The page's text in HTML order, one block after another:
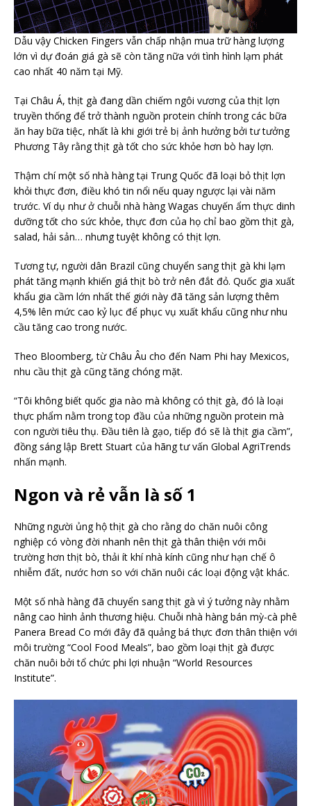
Dẫu vậy Chicken Fingers vẫn chấp nhận mua trữ hàng lượng
lớn vì dự đoán giá gà sẽ còn tăng nữa với tình hình lạm phát
cao nhất 40 năm tại Mỹ.
Tại Châu Á, thịt gà đang dần chiếm ngôi vương của thịt lợn
truyền thống để trở thành nguồn protein chính trong các bữa
ăn hay bữa tiệc, nhất là khi giới trẻ bị ảnh hưởng bởi tư tưởng
Phương Tây rằng thịt gà tốt cho sức khỏe hơn bò hay lợn.
Thậm chí một số nhà hàng tại Trung Quốc đã loại bỏ thịt lợn
khỏi thực đơn, điều khó tin nổi nếu quay ngược lại vài năm
trước. Ví dụ như ở chuỗi nhà hàng Wagas chuyến ẩm thực dinh
dưỡng tốt cho sức khỏe, thực đơn của họ chỉ bao gồm thịt gà,
salad, hải sản… nhưng tuyệt không có thịt lợn.
Tương tự, người dân Brazil cũng chuyển sang thịt gà khi lạm
phát tăng mạnh khiến giá thịt bò trở nên đắt đỏ. Quốc gia xuất
khẩu gia cầm lớn nhất thế giới này đã tăng sản lượng thêm
4,5% lên mức cao kỷ lục để phục vụ xuất khẩu cũng như nhu
cầu tăng cao trong nước.
Theo Bloomberg, từ Châu Âu cho đến Nam Phi hay Mexicos,
nhu cầu thịt gà cũng tăng chóng mặt.
“Tôi không biết quốc gia nào mà không có thịt gà, đó là loại
thực phẩm nằm trong top đầu của những nguồn protein mà
con người tiêu thụ. Đầu tiên là gạo, tiếp đó sẽ là thịt gia cầm”,
đồng sáng lập Brett Stuart của hãng tư vấn Global AgriTrends
nhấn mạnh.
Ngon và rẻ vẫn là số 1
Những người ủng hộ thịt gà cho rằng do chăn nuôi công
nghiệp có vòng đời nhanh nên thịt gà thân thiện với môi
trường hơn thịt bò, thải ít khí nhà kính cũng như hạn chế ô
nhiễm đất, nước hơn so với chăn nuôi các loại động vật khác.
Một số nhà hàng đã chuyển sang thịt gà vì ý tưởng này nhằm
nâng cao hình ảnh thương hiệu. Chuỗi nhà hàng bán mỳ-cà phê
Panera Bread Co mới đây đã quảng bá thực đơn thân thiện với
môi trường “Cool Food Meals”, bao gồm loại thịt gà được
chăn nuôi bởi tổ chức phi lợi nhuận “World Resources
Institute”.